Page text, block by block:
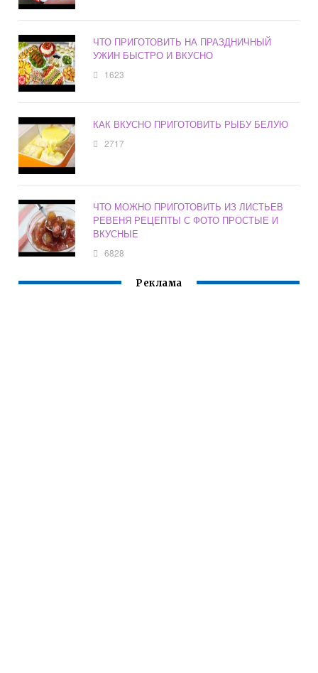
ЧТО ПРИГОТОВИТЬ НА ПРАЗДНИЧНЫЙ
УЖИН БЫСТРО И ВКУСНО
1623
КАК ВКУСНО ПРИГОТОВИТЬ РЫБУ БЕЛУЮ
2717
ЧТО МОЖНО ПРИГОТОВИТЬ ИЗ ЛИСТЬЕВ
РЕВЕНЯ РЕЦЕПТЫ С ФОТО ПРОСТЫЕ И
ВКУСНЫЕ
6828
Реклама